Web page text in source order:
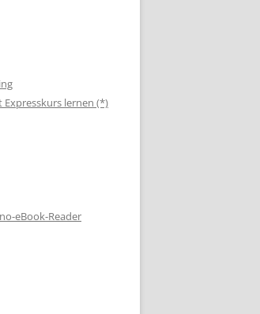
Expresskurs lernen (*)
eBook-Reader